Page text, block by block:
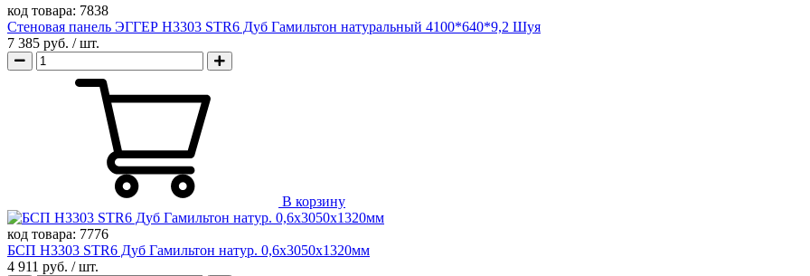
код товара: 7838
Стеновая панель ЭГГЕР H3303 STR6 Дуб Гамильтон натуральный 4100*640*9,2 Шуя
7 385 руб. / шт.
В корзину
код товара: 7776
БСП H3303 STR6 Дуб Гамильтон натур. 0,6х3050х1320мм
4 911 руб. / шт.